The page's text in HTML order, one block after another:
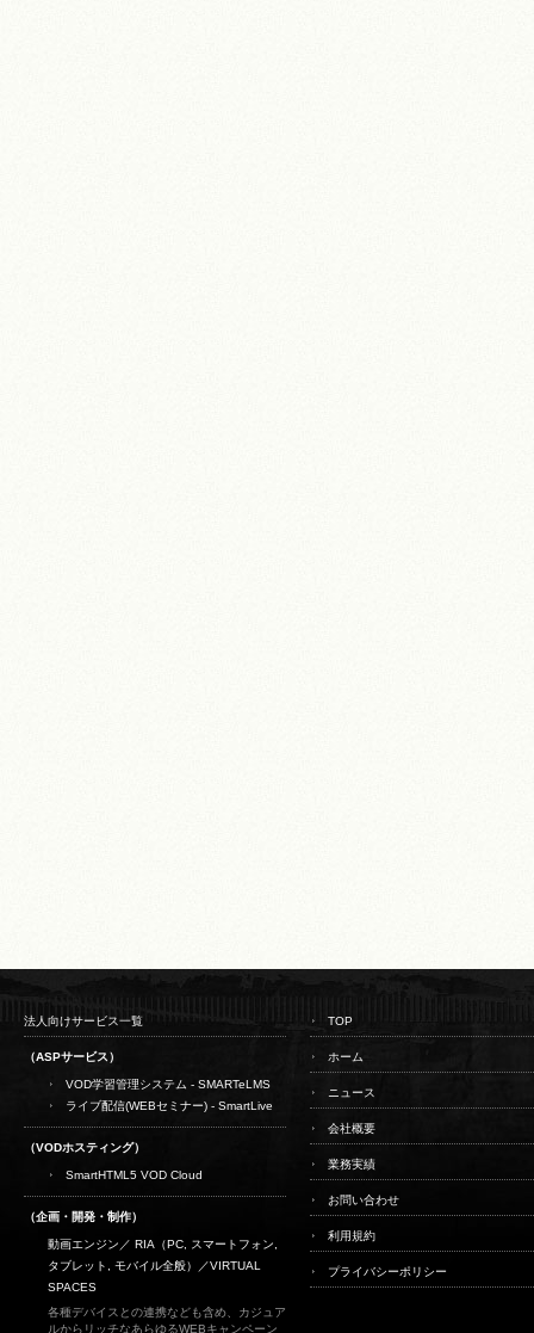
法人向けサービス一覧
（ASPサービス）
VOD学習管理システム - SMARTeLMS
ライブ配信(WEBセミナー) - SmartLive
（VODホスティング）
SmartHTML5 VOD Cloud
（企画・開発・制作）
動画エンジン／ RIA（PC, スマートフォン,
タブレット, モバイル全般）／VIRTUAL
SPACES
各種デバイスとの連携なども含め、カジュア
ルからリッチなあらゆるWEBキャンペーン
TOP
ホーム
ニュース
会社概要
業務実績
お問い合わせ
利用規約
プライバシーポリシー